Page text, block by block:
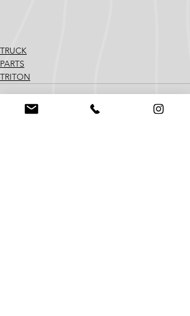
TRUCK
PARTS
TRITON